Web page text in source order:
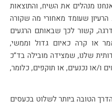
מנהלים את השיח, והתוצאות
שעומד מאחורי מה שקורה
קשור לכך שבאותם הרגעים
או קרה כאיום גדול וממשי,
שלנו, שמצידה מובילה בד”כ
ו/או נכנעים, או תוקפים, כלומר,
הטובה ביותר לשלוט בכעסים